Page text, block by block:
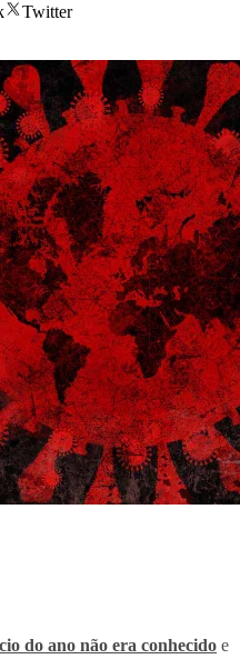
Twitter
do ano não era conhecido e